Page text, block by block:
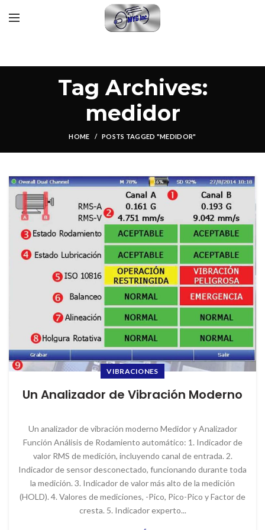
Tag Archives:
medidor
HOME POSTS TAGGED "MEDIDOR"
VIBRACIONES
Un Analizador de Vibración Moderno
Un analizador de vibración moderno Medidor y Analizador
Función Análisis de Rodamiento automático: 1. Indicador de
valor RMS de medición, incluyendo canal de entrada. 2.
Indicador de sensor desconectado, funcionando durante toda
la medición. 3. Indicador de valor más alto de la medición
(HOLD). 4. Valores de mediciones, -Pico, Pico-Pico y Factor de
cresta. 5. Indicador experto...